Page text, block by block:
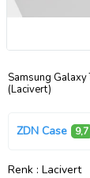
Samsung Galaxy
(Lacivert)
ZDN Case 9,7
Renk : Lacivert